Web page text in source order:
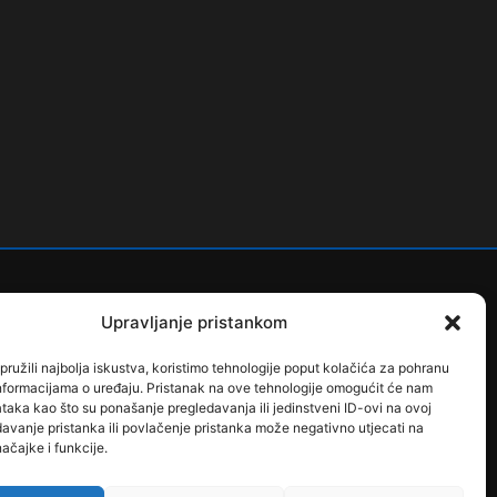
Upravljanje pristankom
najbolja iskustva, koristimo tehnologije poput kolačića za pohranu
o uređaju. Pristanak na ove tehnologije omogućit će nam
kao što su ponašanje pregledavanja ili jedinstveni ID-ovi na ovoj
pristanka ili povlačenje pristanka može negativno utjecati na
i funkcije.
klubovi, savezi, udruge
Ples Povijest